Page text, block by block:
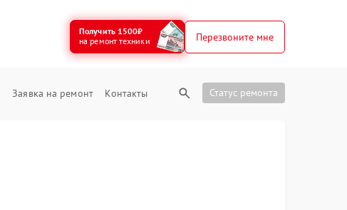
Получить 1500₽
на ремонт техники
Перезвоните мне
Заявка на ремонт Контакты Статус ремонта